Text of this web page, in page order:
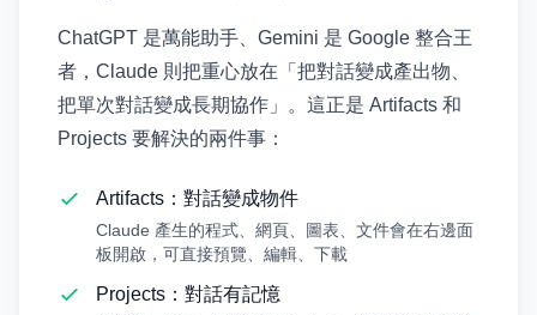
ChatGPT 是萬能助手、Gemini 是 Google 整合王
者，Claude 則把重心放在「把對話變成產出物、
把單次對話變成長期協作」。這正是 Artifacts 和
Projects 要解決的兩件事：
Artifacts：對話變成物件
Claude 產生的程式、網頁、圖表、文件會在右邊面
板開啟，可直接預覽、編輯、下載
Projects：對話有記憶